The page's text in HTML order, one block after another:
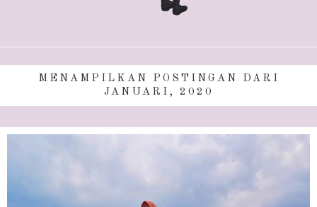
MENAMPILKAN POSTINGAN DARI
JANUARI, 2020